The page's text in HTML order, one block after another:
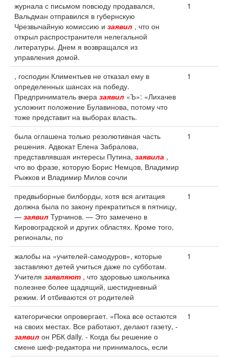
журнала с письмом повсюду продавался,
Вальдман отправился в губернскую
Чрезвычайную комиссию и заявил , что он
открыл распространителя нелегальной
литературы. Днем я возвращался из
управления домой.
1
, господин Климентьев не отказал ему в
определенных шансах на победу.
Предприниматель вчера заявил «Ъ»: «Лихачев
усложнит положение Булавинова, потому что
тоже представит на выборах власть.
1
была оглашена только резолютивная часть
решения. Адвокат Елена Забралова,
представлявшая интересы Путина, заявила ,
что во фразе, которую Борис Немцов, Владимир
Рыжков и Владимир Милов сочли
1
предвыборные билборды, хотя вся агитация
должна была по закону прекратиться в пятницу,
— заявил Турчинов. — Это замечено в
Кировоградской и других областях. Кроме того,
регионалы, по
1
жалобы на «учителей-самодуров», которые
заставляют детей учиться даже по субботам.
Учителя заявляют , что здоровью школьника
полезнее более щадящий, шестидневный
режим. И отбиваются от родителей
1
категорически опровергает. «Пока все остаются
на своих местах. Все работают, делают газету, -
заявил он РБК daily. - Когда бы решение о
смене шеф-редактора ни принималось, если
1